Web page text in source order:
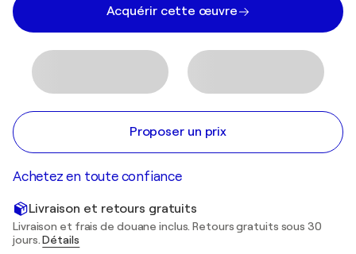
Acquérir cette œuvre
Proposer un prix
Achetez en toute confiance
Livraison et retours gratuits
Livraison et frais de douane inclus. Retours gratuits sous 30
jours.Détails